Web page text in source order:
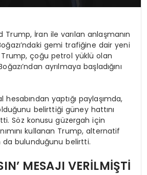
Trump, İran ile varılan anlaşmanın
gemi trafiğine dair yeni
Trump, çoğu petrol yüklü olan
ayrılmaya başladığını
yaptığı paylaşımda,
belirttiği güney hattını
Söz konusu güzergah için
kullanan Trump, alternatif
da bulunduğunu belirtti.
MESAJI VERİLMİŞTİ